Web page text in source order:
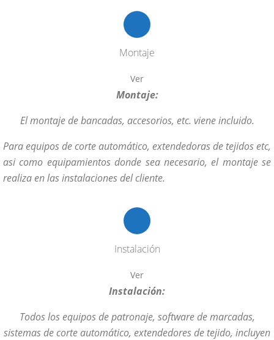
Montaje
Ver
Montaje:
El montaje de bancadas, accesorios, etc. viene incluido.
Para equipos de corte automático, extendedoras de tejidos etc,
asi como equipamientos donde sea necesario, el montaje se
realiza en las instalaciones del cliente.
Instalación
Ver
Instalación:
Todos los equipos de patronaje, software de marcadas,
sistemas de corte automático, extendedores de tejido, incluyen